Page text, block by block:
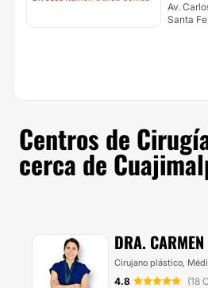
Av.
Santa
Centros de
cerca de
DRA.
Cirujano plástico,
4.8 (18